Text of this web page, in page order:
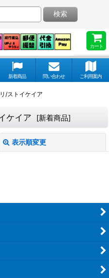
カート
検索
新着商品 問い合わせ ご利用案内
/ストイケイア
ケイア [新着商品]
表示順変更
む